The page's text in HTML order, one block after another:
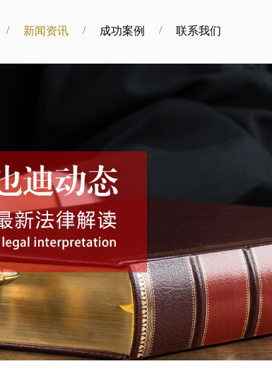
/ 新闻资讯 / 成功案例 / 联系我们